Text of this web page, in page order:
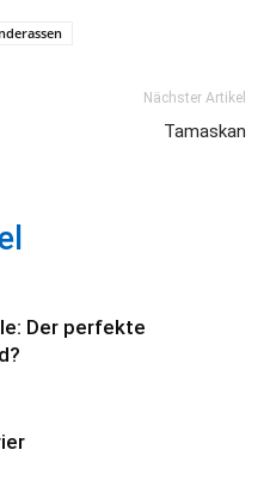
Nächster Artikel
Tamaskan
Der perfekte